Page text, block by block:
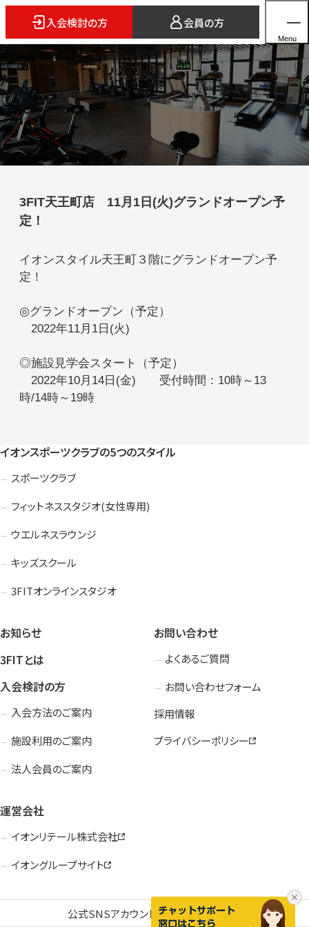
入会検討の方 会員の方
Menu
ホーム
店舗検索
3FITとは
よくあるご質問
法人会員のご案内
入会検討の方
公式SNSアカウント
3FIT天王町店 11月1日(火)グランドオープン予
定！
イオンスタイル天王町３階にグランドオープン予
定！
◎グランドオープン（予定）
2022年11月1日(火)
◎施設見学会スタート（予定）
2022年10月14日(金) 受付時間：10時～13
時/14時～19時
イオンスポーツクラブの5つのスタイル
スポーツクラブ
フィットネススタジオ(女性専用)
ウエルネスラウンジ
キッズスクール
3FITオンラインスタジオ
お知らせ
3FITとは
入会検討の方
入会方法のご案内
施設利用のご案内
法人会員のご案内
お問い合わせ
よくあるご質問
お問い合わせフォーム
採用情報
プライバシーポリシー
運営会社
イオンリテール株式会社
イオングループサイト
公式SNSアカウント